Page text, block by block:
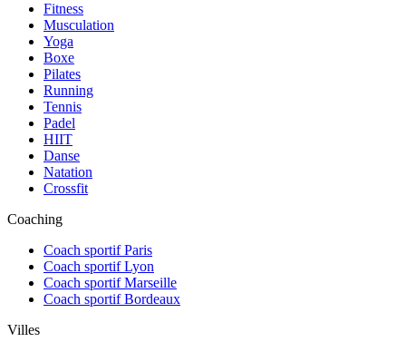
Fitness
Musculation
Yoga
Boxe
Pilates
Running
Tennis
Padel
HIIT
Danse
Natation
Crossfit
Coaching
Coach sportif Paris
Coach sportif Lyon
Coach sportif Marseille
Coach sportif Bordeaux
Villes